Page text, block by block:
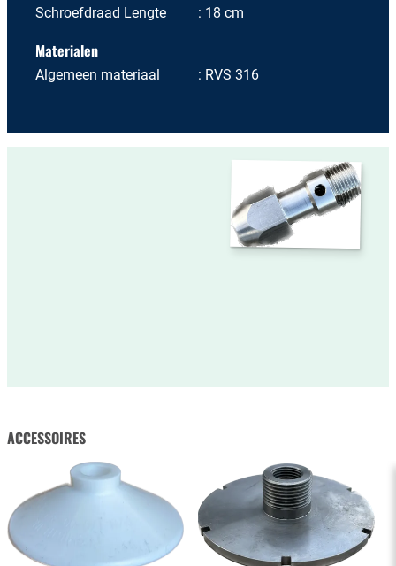
Schroefdraad Lengte
18 cm
Materialen
Algemeen materiaal RVS 316
ACCESSOIRES